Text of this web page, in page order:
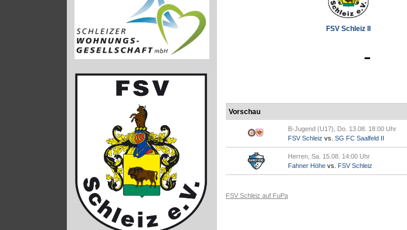
FSV Schleiz II
-
Vorschau
B-Jugend (U17), Do. 13.08. 18:00 Uhr
FSV Schleiz vs. SG FC Saalfeld II
Herren, Sa. 15.08. 14:00 Uhr
Fahner Höhe vs. FSV Schleiz
FSV Schleiz auf FuPa